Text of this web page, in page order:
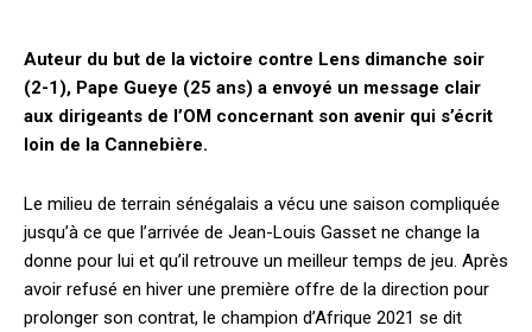
Auteur du but de la victoire contre Lens dimanche soir
(2-1), Pape Gueye (25 ans) a envoyé un message clair
aux dirigeants de l’OM concernant son avenir qui s’écrit
loin de la Cannebière.
Le milieu de terrain sénégalais a vécu une saison compliquée
jusqu’à ce que l’arrivée de Jean-Louis Gasset ne change la
donne pour lui et qu’il retrouve un meilleur temps de jeu. Après
avoir refusé en hiver une première offre de la direction pour
prolonger son contrat, le champion d’Afrique 2021 se dit